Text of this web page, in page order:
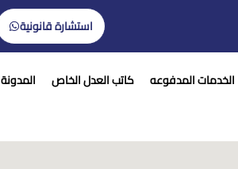
استشارة قانونية
الخدمات المدفوعه كاتب العدل الخاص المدونة